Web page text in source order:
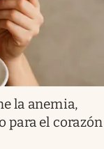
la anemia,
para el corazón